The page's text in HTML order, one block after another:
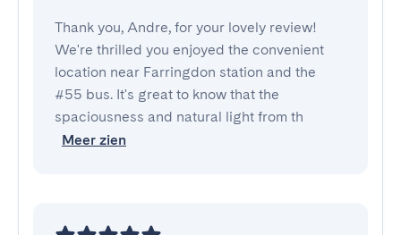
Thank you, Andre, for your lovely review!
We're thrilled you enjoyed the convenient
location near Farringdon station and the
#55 bus. It's great to know that the
spaciousness and natural light from th
Meer zien